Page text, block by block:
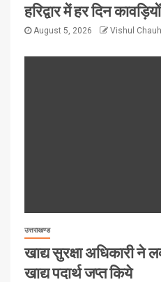
हरिद्वार में हर दिन
August 5, 2026 Vishul
उत्तराखण्ड
खाद्य सुरक्षा अधिकारी ने
खाद्य पदार्थ जप्त किये